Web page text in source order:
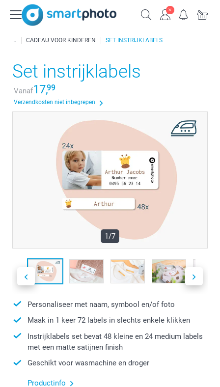
CADEAU VOOR KINDEREN SET INSTRIJKLABELS
Set instrijklabels
Vanaf17,99
Verzendkosten niet inbegrepen
1/7
Personaliseer met naam, symbool en/of foto
Maak in 1 keer 72 labels in slechts enkele klikken
Instrijklabels set bevat 48 kleine en 24 medium labels
met een matte satijnen finish
Geschikt voor wasmachine en droger
Productinfo